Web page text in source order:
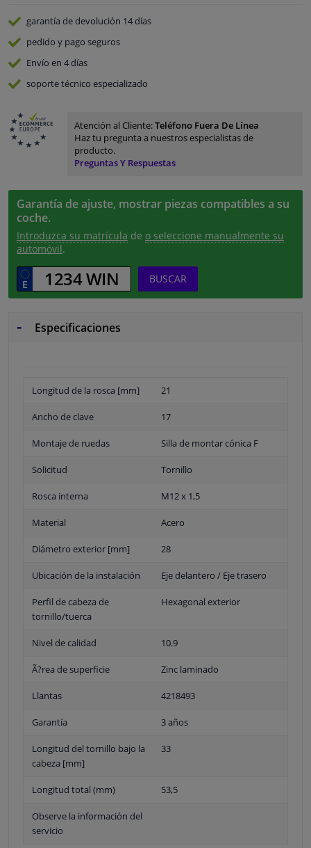
garantía de devolución 14 días
pedido y pago seguros
Envío en 4 días
soporte técnico especializado
Atención al Cliente:Teléfono Fuera De Línea
Haz tu pregunta a nuestros especialistas de
producto.
Preguntas Y Respuestas
Garantía de ajuste, mostrar piezas compatibles a su
coche.
Introduzca su matrícula de o seleccione manualmente su
automóvil.
BUSCAR
Especificaciones
Longitud de la rosca [mm] 21
Ancho de clave 17
Montaje de ruedas Silla de montar cónica F
Solicitud Tornillo
Rosca interna M12 x 1,5
Material Acero
Diámetro exterior [mm] 28
Ubicación de la instalación Eje delantero / Eje trasero
Perfil de cabeza de
tornillo/tuerca
Hexagonal exterior
Nivel de calidad 10.9
Ã?rea de superficie Zinc laminado
Llantas 4218493
Garantía 3 años
Longitud del tornillo bajo la
cabeza [mm]
33
Longitud total (mm) 53,5
Observe la información del
servicio